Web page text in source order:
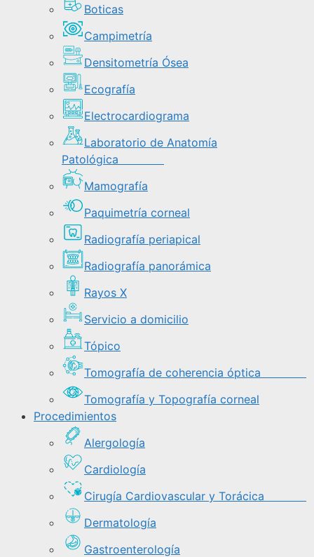
Boticas
Campimetría
Densitometría Ósea
Ecografía
Electrocardiograma
Laboratorio de Anatomía
Patológica
Mamografía
Paquimetría corneal
Radiografía periapical
Radiografía panorámica
Rayos X
Servicio a domicilio
Tópico
Tomografía de coherencia óptica
Tomografía y Topografía corneal
Procedimientos
Alergología
Cardiología
Cirugía Cardiovascular y Torácica
Dermatología
Gastroenterología